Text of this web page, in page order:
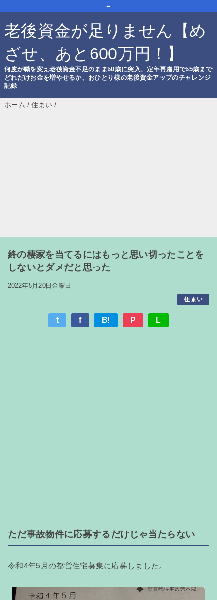
=
老後資金が足りません【め
ざせ、あと600万円！】
何度が職を変え老後資金不足のまま60歳に突入、定年再雇用で65歳まで
どれだけお金を増やせるか、おひとり様の老後資金アップのチャレンジ
記録
ホーム / 住まい /
終の棲家を当てるにはもっと思い切ったことを
しないとダメだと思った
2022年5月20日金曜日
住まい
t f B! P L
ただ事故物件に応募するだけじゃ当たらない
令和4年5月の都営住宅募集に応募しました。